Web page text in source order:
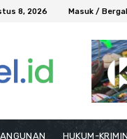
8, 2026 Masuk /
HUKUM-